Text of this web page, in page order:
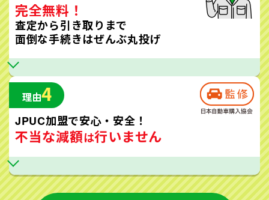
完全無料！
査定から引き取りまで
面倒な手続きはぜんぶ丸投げ
理由4
JPUC加盟で安心・安全！
不当な減額は行いません